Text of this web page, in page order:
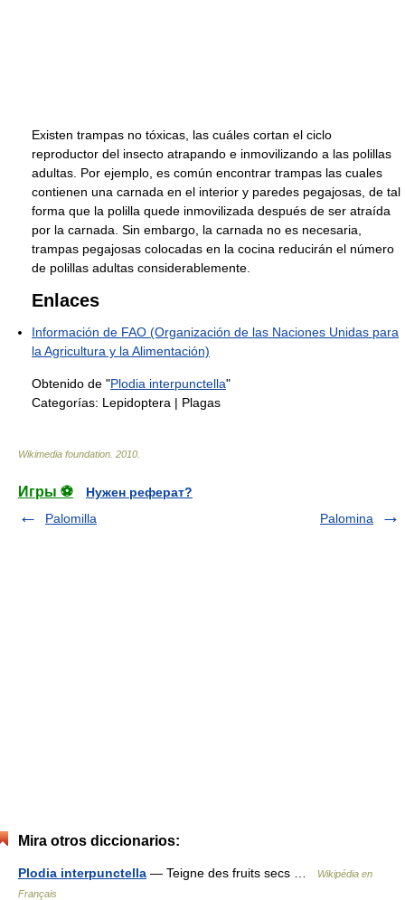
Existen trampas no tóxicas, las cuáles cortan el ciclo
reproductor del insecto atrapando e inmovilizando a las polillas
adultas. Por ejemplo, es común encontrar trampas las cuales
contienen una carnada en el interior y paredes pegajosas, de tal
forma que la polilla quede inmovilizada después de ser atraída
por la carnada. Sin embargo, la carnada no es necesaria,
trampas pegajosas colocadas en la cocina reducirán el número
de polillas adultas considerablemente.
Enlaces
Información de FAO (Organización de las Naciones Unidas para
la Agricultura y la Alimentación)
Obtenido de "Plodia interpunctella"
Categorías: Lepidoptera | Plagas
Wikimedia foundation 2010
Игры ⚽
Нужен реферат?
Palomilla
Palomina
Mira otros diccionarios:
Plodia interpunctella — Teigne des fruits secs …
Wikipédia en
Français